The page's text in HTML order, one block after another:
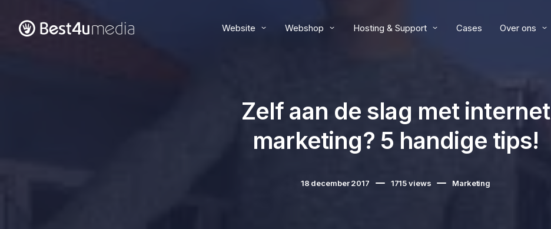
Website Webshop Hosting & Support Cases Over ons
Zelf aan de slag met internet
marketing? 5 handige tips!
18 december 2017 1715views Marketing